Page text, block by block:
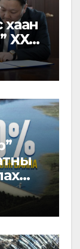
хаан
ХХК-